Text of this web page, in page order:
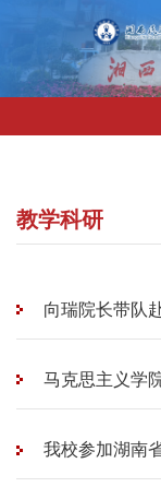
教学科研
向瑞院长带队
马克思主义学
我校参加湖南